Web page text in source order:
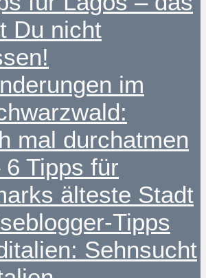
Du nicht
im
mal durchatmen
6 Tipps für
älteste Stadt
Tipps
Sehnsucht